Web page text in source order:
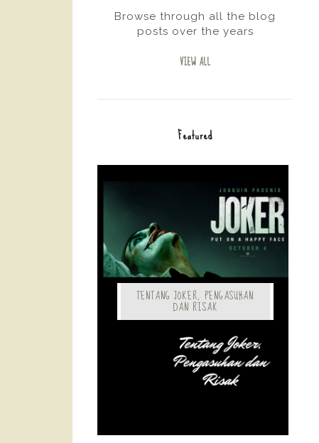
Browse through all the blog
posts over the years
VIEW ALL
Featured
TENTANG JOKER, PENGASUHAN
DAN RISAK